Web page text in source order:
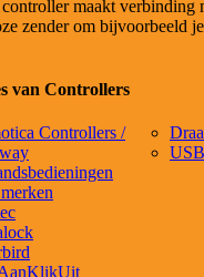
maakt verbinding
zender om bijvoorbeeld
van Controllers
Controllers /